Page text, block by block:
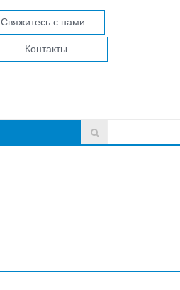
Свяжитесь с нами
Контакты